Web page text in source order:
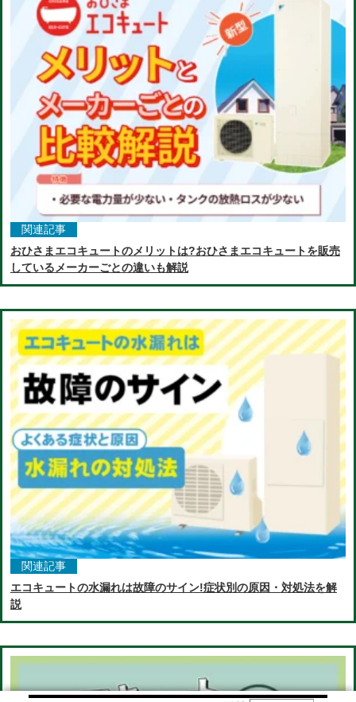
関連記事
おひさまエコキュートのメリットは?おひさまエコキュートを販売
しているメーカーごとの違いも解説
関連記事
エコキュートの水漏れは故障のサイン!症状別の原因・対処法を解
説